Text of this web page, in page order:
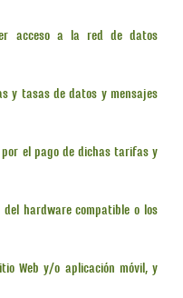
acceso a la red de datos
y tasas de datos y mensajes
por el pago de dichas tarifas y
hardware compatible o los
Web y/o aplicación móvil, y